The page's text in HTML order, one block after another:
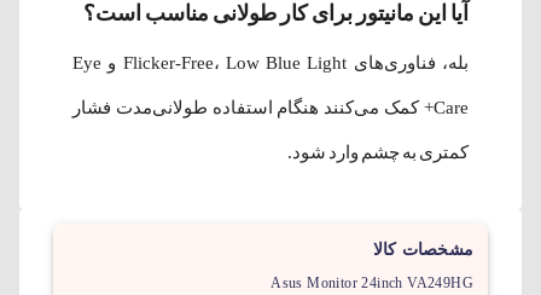
آیا این مانیتور برای کار طولانی مناسب است؟
بله، فناوری‌های Flicker-Free، Low Blue Light و Eye
Care+ کمک می‌کنند هنگام استفاده طولانی‌مدت فشار
کمتری به چشم وارد شود.
مشخصات کالا
Asus Monitor 24inch VA249HG